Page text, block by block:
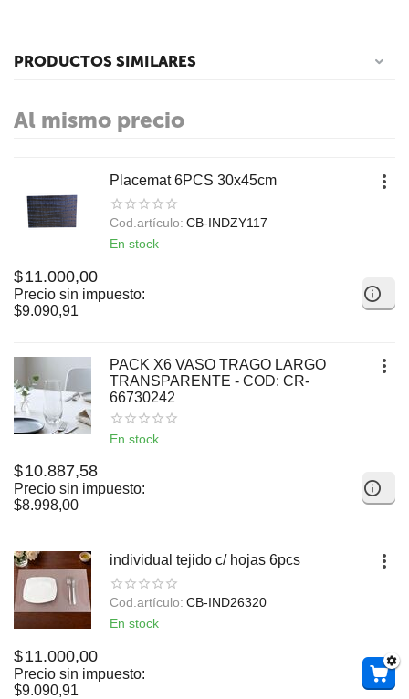
PRODUCTOS SIMILARES
Al mismo precio
Placemat 6PCS 30x45cm
Cod.artículo: CB-INDZY117
En stock
$11.000,00
Precio sin impuesto:
$9.090,91
PACK X6 VASO TRAGO LARGO
TRANSPARENTE - COD: CR-
66730242
En stock
$10.887,58
Precio sin impuesto:
$8.998,00
individual tejido c/ hojas 6pcs
Cod.artículo: CB-IND26320
En stock
$11.000,00
Precio sin impuesto:
$9.090,91